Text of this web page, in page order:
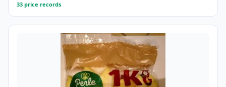
33 price records